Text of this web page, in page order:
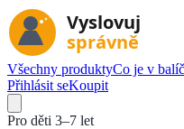
Všechny produktyCo je v
Přihlásit seKoupit
Pro děti 3–7 let